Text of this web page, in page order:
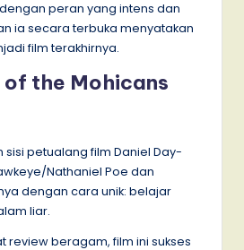
peran yang intens dan
ia secara terbuka menyatakan
film terakhirnya.
of the Mohicans
sisi petualang film Daniel Day-
Nathaniel Poe dan
dengan cara unik: belajar
liar.
review beragam, film ini sukses